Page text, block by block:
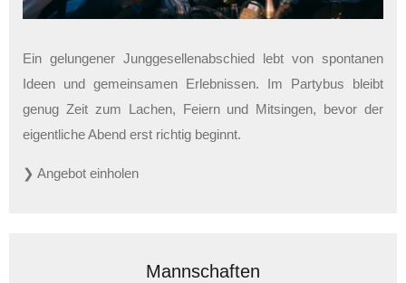
Ein gelungener Junggesellenabschied lebt von spontanen
Ideen und gemeinsamen Erlebnissen. Im Partybus bleibt
genug Zeit zum Lachen, Feiern und Mitsingen, bevor der
eigentliche Abend erst richtig beginnt.
❯ Angebot einholen
Mannschaften